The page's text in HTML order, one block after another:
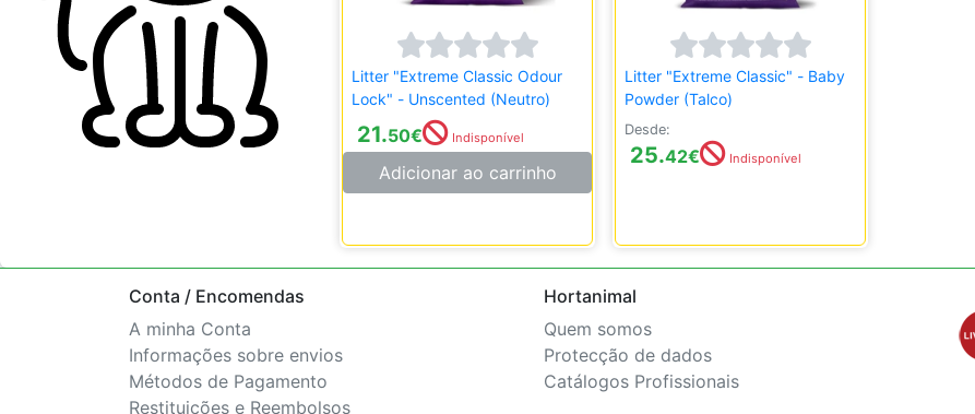
Litter "Extreme Classic Odour
Lock" - Unscented (Neutro)
21.50€ Indisponível
Adicionar ao carrinho
Litter "Extreme Classic" - Baby
Powder (Talco)
Desde:
25.42€ Indisponível
Conta / Encomendas
A minha Conta
Informações sobre envios
Métodos de Pagamento
Restituições e Reembolsos
Hortanimal
Quem somos
Protecção de dados
Catálogos Profissionais